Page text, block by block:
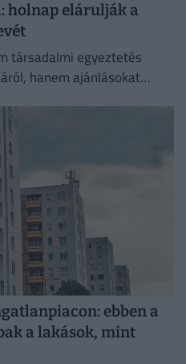
holnap elárulják a
társadalmi egyeztetés
hanem ajánlásokat
ebben a
a lakások, mint